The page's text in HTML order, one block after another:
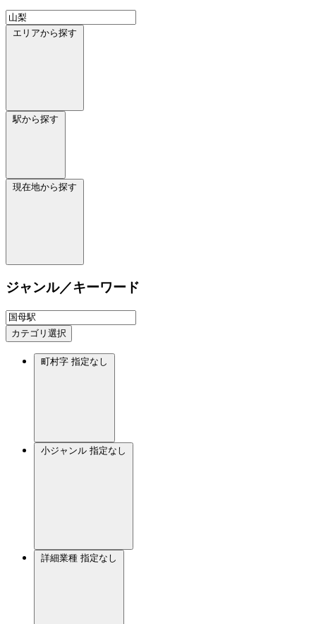
エリアから探す
駅から探す
現在地から探す
ジャンル／キーワード
カテゴリ選択
町村字 指定なし
小ジャンル 指定なし
詳細業種 指定なし